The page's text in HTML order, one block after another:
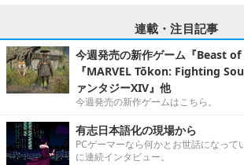
連載・注目記事
今週発売の新作ゲーム『Beast
『MARVEL Tōkon: Fighting
ァンタジーXIV』他
今週発売の新作ゲームはこちら。
有志日本語化の現場から
PCゲーマーなら何かとお世話になって
に連続インタビュー。